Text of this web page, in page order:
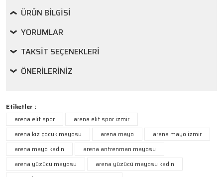
ÜRÜN BILGISI
YORUMLAR
TAKSIT SEÇENEKLERI
ÖNERILERINIZ
Etiketler :
arena elit spor
arena elit spor izmir
arena kız çocuk mayosu
arena mayo
arena mayo izmir
arena mayo kadın
arena antrenman mayosu
arena yüzücü mayosu
arena yüzücü mayosu kadın